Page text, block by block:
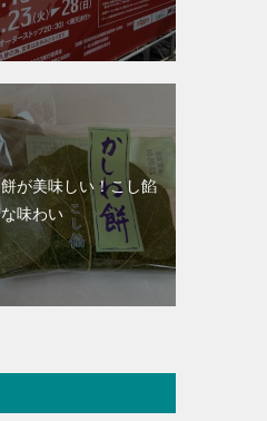
が美味しい！こし餡
味わい